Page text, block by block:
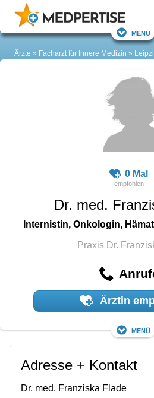
Menü
Ärzte Facharzt für Innere Medizin
0 Mal
Dr. med.
Internistin, Onkologin,
Praxis Dr.
Ärztin
Menü
Adresse + Kontakt
Dr. med. Franziska Flade